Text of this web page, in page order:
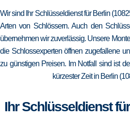
Wir sind Ihr Schlüsseldienst für Berlin
Arten von Schlössern. Auch den
übernehmen wir zuverlässig. Unsere
die Schlossexperten öffnen zugefallene
zu günstigen Preisen. Im Notfall sind ist
kürzester Zeit in Berlin
Ihr Schlüsseldienst